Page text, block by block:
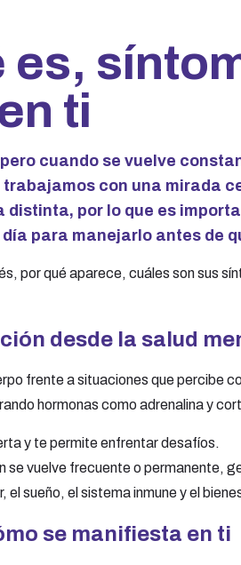
es,
ti
cuando se vuelve
con una mirada
distinta, por lo que es
para manejarlo antes de
por qué aparece, cuáles son sus
desde la salud
frente a situaciones que percibe
hormonas como adrenalina y
y te permite enfrentar desafíos.
vuelve frecuente o permanente,
sueño, el sistema inmune y el
se manifiesta en ti